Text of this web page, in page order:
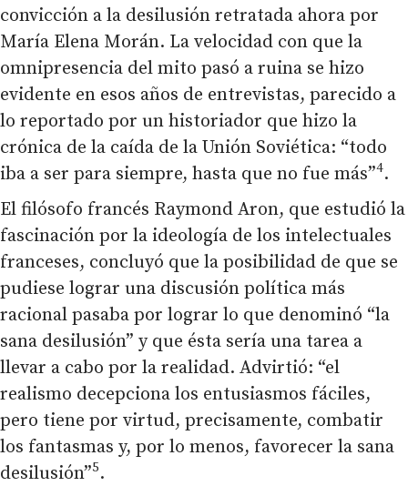
convicción a la desilusión retratada ahora por
María Elena Morán. La velocidad con que la
omnipresencia del mito pasó a ruina se hizo
evidente en esos años de entrevistas, parecido a
lo reportado por un historiador que hizo la
crónica de la caída de la Unión Soviética: “todo
iba a ser para siempre, hasta que no fue más”4.
El filósofo francés Raymond Aron, que estudió la
fascinación por la ideología de los intelectuales
franceses, concluyó que la posibilidad de que se
pudiese lograr una discusión política más
racional pasaba por lograr lo que denominó “la
sana desilusión” y que ésta sería una tarea a
llevar a cabo por la realidad. Advirtió: “el
realismo decepciona los entusiasmos fáciles,
pero tiene por virtud, precisamente, combatir
los fantasmas y, por lo menos, favorecer la sana
desilusión”5.